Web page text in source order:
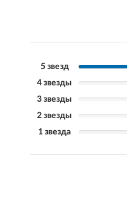
5 звезд
4 звезды
3 звезды
2 звезды
1 звезда